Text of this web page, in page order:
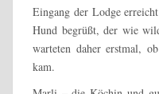
Eingang der Lodge
Hund begrüßt, der wie
warteten daher erstmal,
kam.